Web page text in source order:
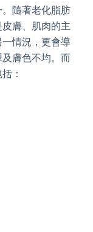
隨著老化脂肪
膚、肌肉的主
情況，更會導
膚色不均。而
：